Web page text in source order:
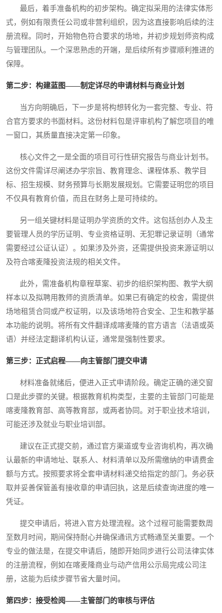
最后，着手准备机构的初步架构。确定拟采用的法律实体形
式，例如有限责任公司或非营利组织，因为这直接影响后续的注
册流程。同时，开始物色符合要求的场地，并初步规划师资构成
与管理团队。一个深思熟虑的开端，是后续所有步骤顺利推进的
保障。
第二步：构建蓝图——制定详尽的申请材料与商业计划
当方向明确后，下一步是将构想转化为一套完整、专业、符
合官方要求的书面材料。这份材料包是评审机构了解您项目的唯
一窗口，其质量直接决定第一印象。
核心文件之一是全面的项目可行性研究报告与商业计划书。
这份文件需详尽阐述办学宗旨、教育理念、课程体系、教学目
标、招生规模、财务预算与长期发展规划。它需要证明您的项目
不仅具有教育价值，而且在财务上是可持续的。
另一组关键材料是证明办学资质的文件。这包括创办人及主
要管理人员的学历证明、专业资格证明、无犯罪记录证明（通常
需要经过公证认证）。如果涉及外资，还需提供投资来源证明以
及符合喀麦隆投资法规的相关文件。
此外，需准备机构章程草案、初步的组织架构图、教学大纲
样本以及拟聘用教师的资质清单。如果已有确定的校舍，需提供
场地租赁合同或产权证明，以及该场地符合安全、卫生和教学基
本功能的说明。将所有文件翻译成喀麦隆的官方语言（法语或英
语）并经法定翻译机构认证，通常是强制性要求。
第三步：正式启程——向主管部门提交申请
材料准备就绪后，便进入正式申请阶段。确定正确的递交窗
口是此步骤的关键。根据教育机构类型，主要的主管部门可能是
喀麦隆教育部、高等教育部，或两者协同。对于职业技术培训，
可能还涉及就业与职业培训部。
建议在正式提交前，通过官方渠道或专业咨询机构，再次确
认最新的申请地址、联系人、材料清单以及所需缴纳的申请费金
额与方式。按照要求将全套申请材料递交给指定的部门。务必获
取并妥善保管盖有接收章的申请回执，这是后续查询进度的唯一
凭证。
提交申请后，将进入官方处理流程。这个过程可能需要数周
至数月时间，期间保持耐心并确保通讯方式畅通至关重要。一个
专业的做法是，在提交申请后，随即开始同步进行公司法律实体
的注册流程，例如在喀麦隆商业与动产信用公示局完成公司注
册，这能为后续步骤节省大量时间。
第四步：接受检阅——主管部门的审核与评估